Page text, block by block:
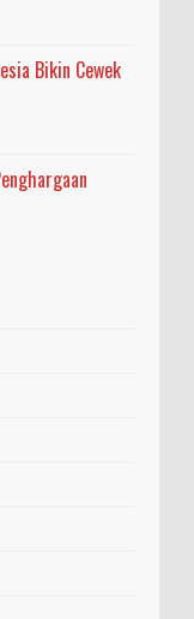
Bikin Cewek